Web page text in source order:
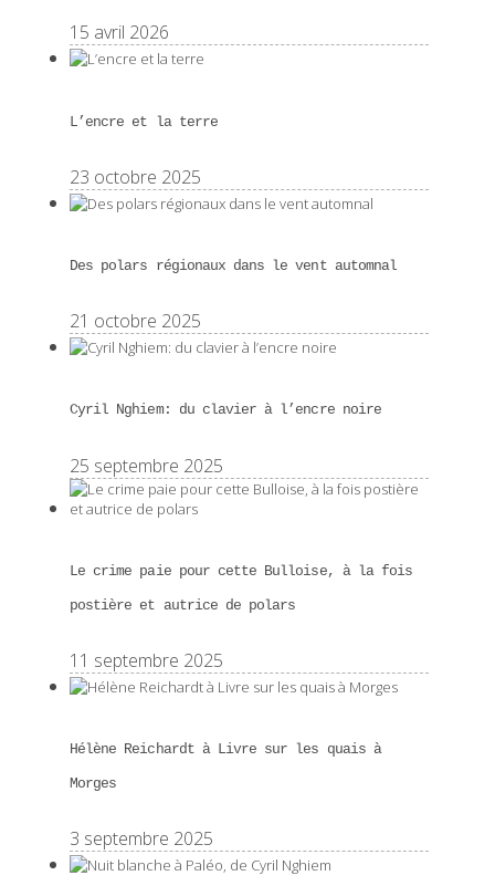
15 avril 2026
L’encre et la terre
23 octobre 2025
Des polars régionaux dans le vent automnal
21 octobre 2025
Cyril Nghiem: du clavier à l’encre noire
25 septembre 2025
Le crime paie pour cette Bulloise, à la fois
postière et autrice de polars
11 septembre 2025
Hélène Reichardt à Livre sur les quais à
Morges
3 septembre 2025